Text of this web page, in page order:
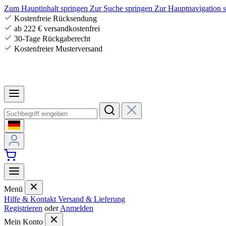
Zum Hauptinhalt springen Zur Suche springen Zur Hauptnavigation
Kostenfreie Rücksendung
ab 222 € versandkostenfrei
30-Tage Rückgaberecht
Kostenfreier Musterversand
Menü
Hilfe & Kontakt Versand & Lieferung
Registrieren oder Anmelden
Mein Konto